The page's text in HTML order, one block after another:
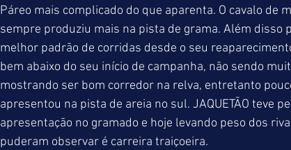
Páreo mais complicado do que aparenta. O cavalo de
sempre produziu mais na pista de grama. Além disso
melhor padrão de corridas desde o seu
bem abaixo do seu início de campanha, não sendo
mostrando ser bom corredor na relva, entretanto
apresentou na pista de areia no sul. JAQUETÃO teve
apresentação no gramado e hoje levando peso dos
puderam observar é carreira traiçoeira.